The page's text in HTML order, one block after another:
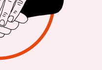
Das
Situation der
geblieben über